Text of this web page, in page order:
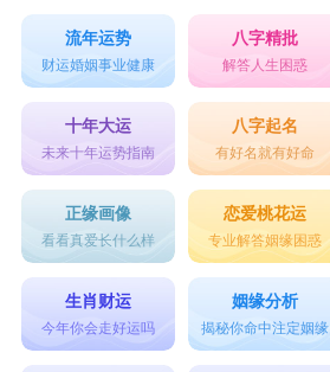
流年运势
财运婚姻事业健康
八字精批
解答人生困惑
十年大运
未来十年运势指南
八字起名
有好名就有好命
正缘画像
看看真爱长什么样
恋爱桃花运
专业解答姻缘困惑
生肖财运
今年你会走好运吗
姻缘分析
揭秘你命中注定姻缘